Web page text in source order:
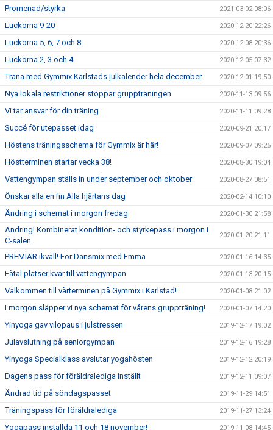
Promenad/styrka 2021-03-02 08:06
Luckorna 9-20 2020-12-20 22:26
Luckorna 5, 6, 7 och 8 2020-12-08 20:36
Luckorna 2, 3 och 4 2020-12-05 07:32
Träna med Gymmix Karlstads julkalender hela december 2020-12-01 19:50
Nya lokala restriktioner stoppar gruppträningen 2020-11-13 09:56
Vi tar ansvar för din träning 2020-11-11 09:28
Succé för utepasset idag 2020-09-21 20:17
Höstens träningsschema för Gymmix är här! 2020-09-07 09:25
Höstterminen startar vecka 38! 2020-08-30 19:04
Vattengympan ställs in under september och oktober 2020-08-27 08:51
Önskar alla en fin Alla hjärtans dag 2020-02-14 10:10
Ändring i schemat i morgon fredag 2020-01-30 21:58
Ändring! Kombinerat kondition- och styrkepass i morgon i
C-salen
2020-01-20 21:11
PREMIÄR ikväll! För Dansmix med Emma 2020-01-16 14:35
Fåtal platser kvar till vattengympan 2020-01-13 20:15
Välkommen till vårterminen på Gymmix i Karlstad! 2020-01-08 21:02
I morgon släpper vi nya schemat för vårens gruppträning! 2020-01-07 14:20
Yinyoga gav vilopaus i julstressen 2019-12-17 19:02
Julavslutning på seniorgympan 2019-12-16 19:28
Yinyoga Specialklass avslutar yogahösten 2019-12-12 20:19
Dagens pass för föräldralediga inställt 2019-12-11 09:07
Ändrad tid på söndagspasset 2019-11-29 14:51
Träningspass för föräldralediga 2019-11-27 13:24
Yogapass inställda 11 och 18 november! 2019-11-08 14:45